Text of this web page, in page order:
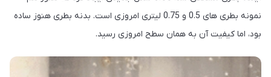
نمونه بطری های 0.5 و 0.75 لیتری امروزی است. بدنه بطری هنوز ساده
بود، اما کیفیت آن به همان سطح امروزی رسید.